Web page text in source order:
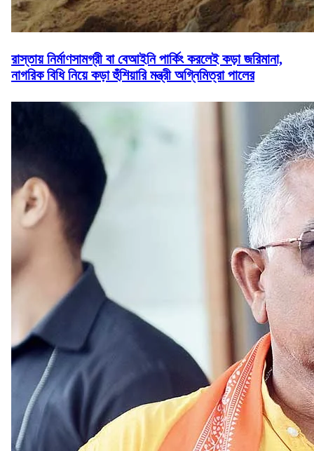
রাস্তায় নির্মাণসামগ্রী বা বেআইনি পার্কিং করলেই কড়া জরিমানা,
নাগরিক বিধি নিয়ে কড়া হুঁশিয়ারি মন্ত্রী অগ্নিমিত্রা পালের